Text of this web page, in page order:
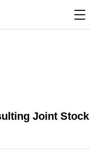
Joint Stock